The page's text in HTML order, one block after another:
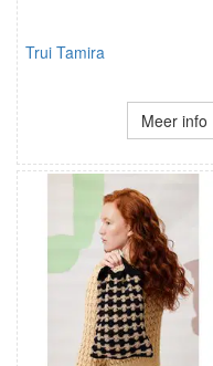
Trui Tamira
Meer info